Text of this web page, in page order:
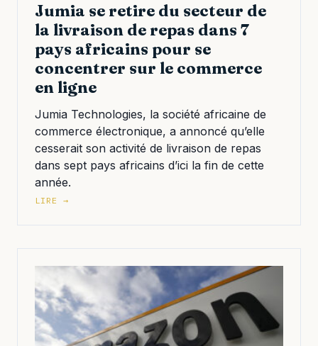
Jumia se retire du secteur de
la livraison de repas dans 7
pays africains pour se
concentrer sur le commerce
en ligne
Jumia Technologies, la société africaine de
commerce électronique, a annoncé qu’elle
cesserait son activité de livraison de repas
dans sept pays africains d’ici la fin de cette
année.
LIRE →